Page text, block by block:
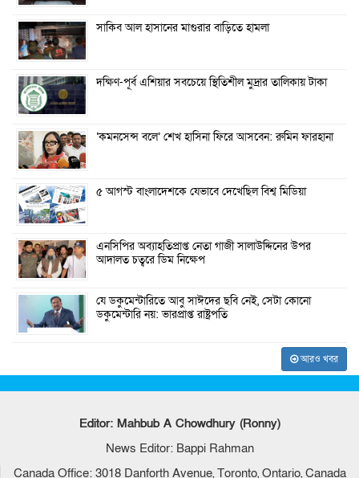
সাকিব আল হাসানের মাগুরার বাড়িতে হামলা
দক্ষিণ-পূর্ব এশিয়ার সবচেয়ে স্থিতিশীল মুদ্রার তালিকায় টাকা
‘কমনসেন্স বলে’ শেখ হাসিনা ফিরে আসবেন: রুমিন ফারহানা
৫ আগস্ট বাংলাদেশকে যেভাবে দেখেছিল বিশ্ব মিডিয়া
এনসিপির অব্যাহতিপ্রাপ্ত নেতা গাজী সালাউদ্দিনের উপর
আদালত চত্বরে ডিম নিক্ষেপ
যে ডকুমেন্টারিতে আবু সাঈদের ছবি নেই, সেটা কোনো
ডকুমেন্টারি নয়: ভারপ্রাপ্ত রাষ্ট্রপতি
আরও খবর
Editor: Mahbub A Chowdhury (Ronny)
News Editor: Bappi Rahman
Canada Office: 3018 Danforth Avenue, Toronto, Ontario, Canada